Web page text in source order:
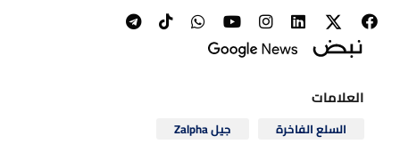
العلامات
السلع الفاخرة جيل Zalpha